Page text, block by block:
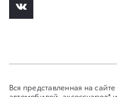
Вся представленная на